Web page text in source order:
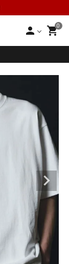
person 0
shopping_cart